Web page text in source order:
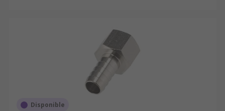
anillo de sellado se coloca entre el borde del
conector macho y la cara del conector hembra. Los
2 conectores aprietan el tubo flexible y forman
Disponible